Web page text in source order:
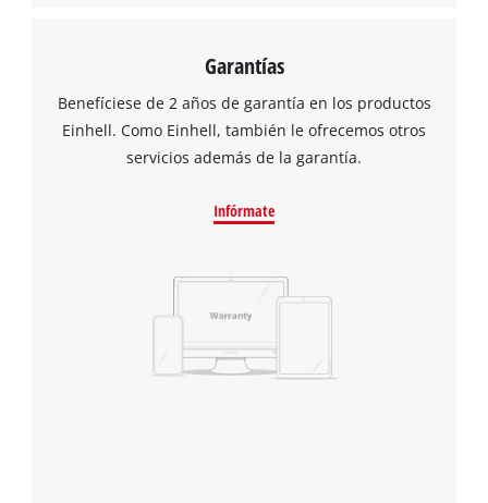
Garantías
Benefíciese de 2 años de garantía en los productos
Einhell. Como Einhell, también le ofrecemos otros
servicios además de la garantía.
Infórmate